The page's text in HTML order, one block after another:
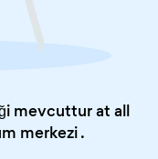
mevcuttur at all
merkezi.